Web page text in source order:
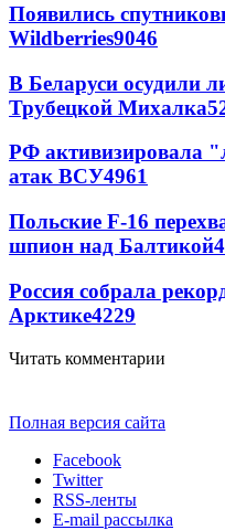
Появились
Wildberries9046
В Беларуси осудили
Трубецкой Михалка
РФ активизировала
атак ВСУ4961
Польские F-16
шпион над Балтикой
Россия собрала
Арктике4229
Читать комментарии
Полная версия сайта
Facebook
Twitter
RSS-ленты
E-mail рассылка